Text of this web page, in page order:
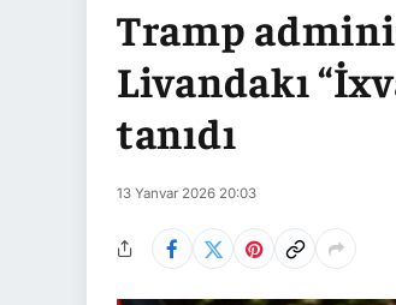
Tramp
Livandakı
tanıdı
13 Yanvar 2026 20:03